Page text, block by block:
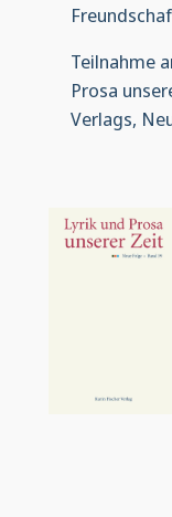
Teilnahme
Prosa
Verlags,